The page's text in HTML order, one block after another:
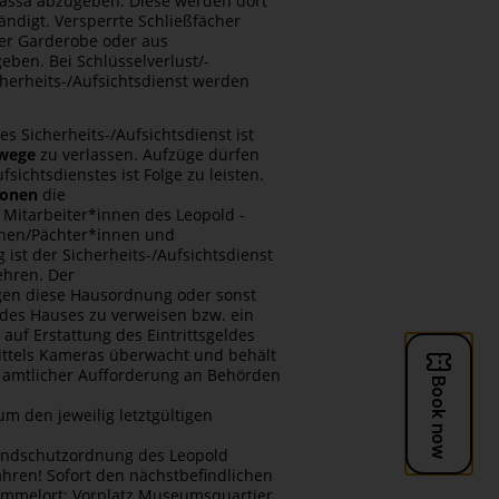
Versperrte Schließfächer
Garderobe oder aus
Bei Schlüsselverlust/-
Aufsichtsdienst werden
Sicherheits-/Aufsichtsdienst ist
zu verlassen. Aufzüge dürfen
ist Folge zu leisten.
die
Mitarbeiter*innen des Leopold
Pächter*innen und
ist der Sicherheits-/Aufsichtsdienst
Der
diese Hausordnung oder sonst
Hauses zu verweisen bzw. ein
Erstattung des Eintrittsgeldes
Kameras überwacht und behält
Aufforderung an Behörden
den jeweilig letztgültigen
des Leopold
Sofort den nächstbefindlichen